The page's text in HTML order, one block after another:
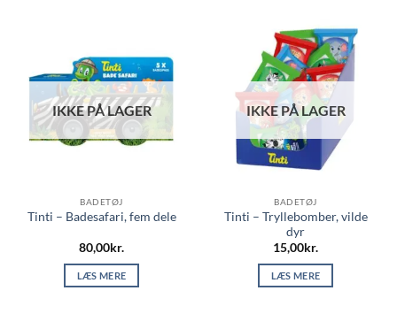
IKKE PÅ LAGER
BADETØJ
Tinti – Badesafari, fem dele
80,00kr.
LÆS MERE
IKKE PÅ LAGER
BADETØJ
Tinti – Tryllebomber, vilde
dyr
15,00kr.
LÆS MERE